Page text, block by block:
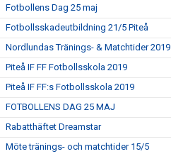
Fotbollens Dag 25 maj
Fotbollsskadeutbildning 21/5 Piteå
Nordlundas Tränings- & Matchtider 2019
Piteå IF FF Fotbollsskola 2019
Piteå IF FF:s Fotbollsskola 2019
FOTBOLLENS DAG 25 MAJ
Rabatthäftet Dreamstar
Möte tränings- och matchtider 15/5